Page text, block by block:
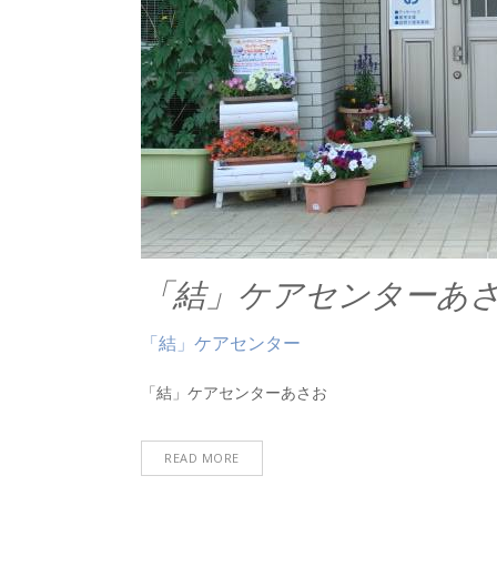
「結」ケアセンターあ
「結」ケアセンター
「結」ケアセンターあさお
READ MORE